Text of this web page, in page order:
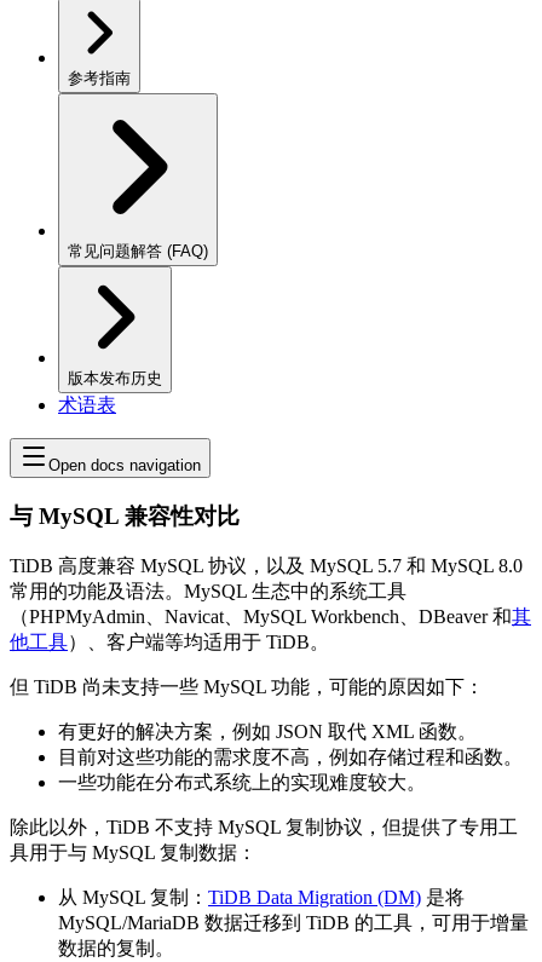
参考指南
常见问题解答 (FAQ)
版本发布历史
术语表
Open docs navigation
与 MySQL 兼容性对比
TiDB 高度兼容 MySQL 协议，以及 MySQL 5.7 和 MySQL 8.0
常用的功能及语法。MySQL 生态中的系统工具
（PHPMyAdmin、Navicat、MySQL Workbench、DBeaver 和其
他工具）、客户端等均适用于 TiDB。
但 TiDB 尚未支持一些 MySQL 功能，可能的原因如下：
有更好的解决方案，例如 JSON 取代 XML 函数。
目前对这些功能的需求度不高，例如存储过程和函数。
一些功能在分布式系统上的实现难度较大。
除此以外，TiDB 不支持 MySQL 复制协议，但提供了专用工
具用于与 MySQL 复制数据：
从 MySQL 复制： TiDB Data Migration (DM) 是将
MySQL/MariaDB 数据迁移到 TiDB 的工具，可用于增量
数据的复制。